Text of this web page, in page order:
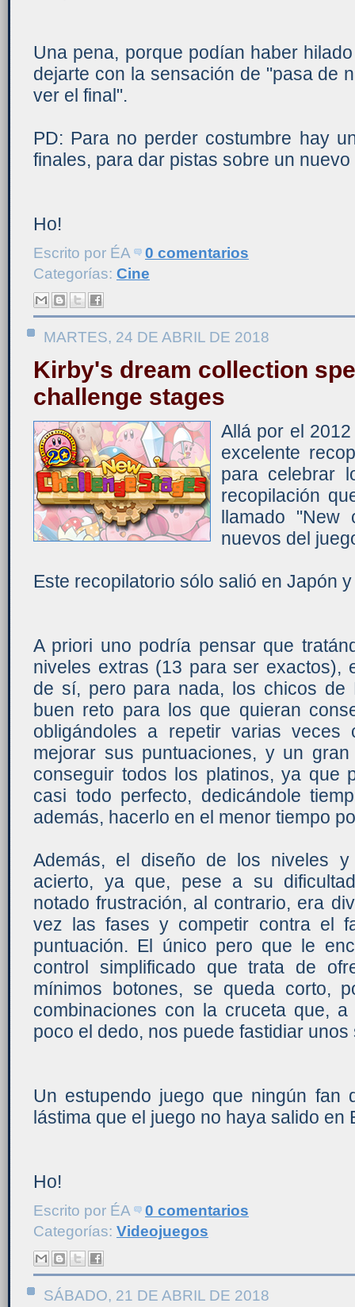
Una pena, porque podían haber
dejarte con la sensación de "pasa de
ver el final".
PD: Para no perder costumbre hay
finales, para dar pistas sobre un
Ho!
Escrito por ÉA
0 comentarios
Categorías: Cine
MARTES, 24 DE ABRIL DE 2018
Kirby's dream collection
challenge stages
Allá por el
excelente
para celebrar
recopilación
llamado "New
nuevos del
Este recopilatorio sólo salió en Japón
A priori uno podría pensar que
niveles extras (13 para ser exactos),
de sí, pero para nada, los chicos de
buen reto para los que quieran
obligándoles a repetir varias veces
mejorar sus puntuaciones, y un
conseguir todos los platinos, ya que
casi todo perfecto, dedicándole
además, hacerlo en el menor tiempo
Además, el diseño de los niveles
acierto, ya que, pese a su
notado frustración, al contrario, era
vez las fases y competir contra el
puntuación. El único pero que le
control simplificado que trata de
mínimos botones, se queda corto,
combinaciones con la cruceta que,
poco el dedo, nos puede fastidiar
Un estupendo juego que ningún fan
lástima que el juego no haya salido en
Ho!
Escrito por ÉA
0 comentarios
Categorías: Videojuegos
SÁBADO, 21 DE ABRIL DE 2018